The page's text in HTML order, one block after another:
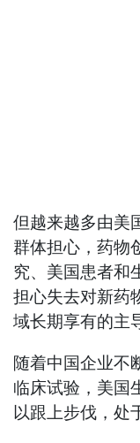
但越来越多由美
群体担心，药物
究、美国患者和
担心失去对新药
域长期享有的主
随着中国企业不
临床试验，美国
以跟上步伐，处